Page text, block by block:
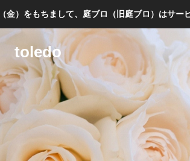
金）をもちまして、庭ブロ（旧庭ブロ）はサー
toledo